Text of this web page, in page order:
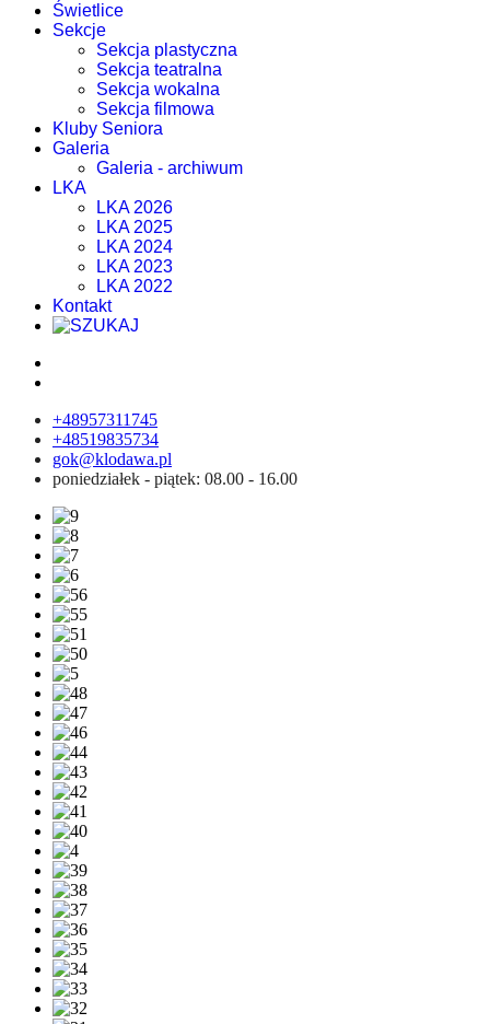
Świetlice
Sekcje
Sekcja plastyczna
Sekcja teatralna
Sekcja wokalna
Sekcja filmowa
Kluby Seniora
Galeria
Galeria - archiwum
LKA
LKA 2026
LKA 2025
LKA 2024
LKA 2023
LKA 2022
Kontakt
+48957311745
+48519835734
gok@klodawa.pl
poniedziałek - piątek: 08.00 - 16.00